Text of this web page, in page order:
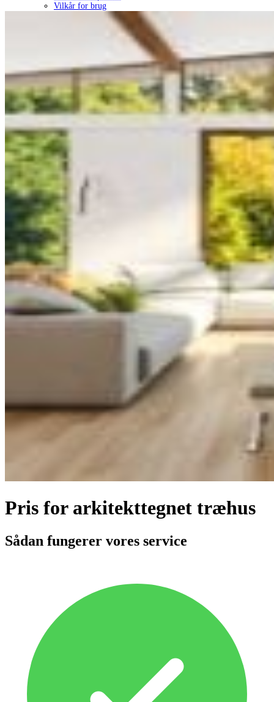
Vilkår for brug
Pris for arkitekttegnet træhus
Sådan fungerer vores service